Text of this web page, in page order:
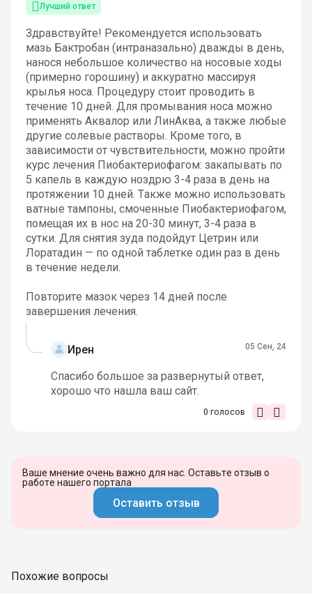
Лучший ответ
Здравствуйте! Рекомендуется использовать
мазь Бактробан (интраназально) дважды в день,
нанося небольшое количество на носовые ходы
(примерно горошину) и аккуратно массируя
крылья носа. Процедуру стоит проводить в
течение 10 дней. Для промывания носа можно
применять Аквалор или ЛинАква, а также любые
другие солевые растворы. Кроме того, в
зависимости от чувствительности, можно пройти
курс лечения Пиобактериофагом: закапывать по
5 капель в каждую ноздрю 3-4 раза в день на
протяжении 10 дней. Также можно использовать
ватные тампоны, смоченные Пиобактериофагом,
помещая их в нос на 20-30 минут, 3-4 раза в
сутки. Для снятия зуда подойдут Цетрин или
Лоратадин — по одной таблетке один раз в день
в течение недели.
Повторите мазок через 14 дней после
завершения лечения.
Ирен 05 Сен, 24
Спасибо большое за развернутый ответ,
хорошо что нашла ваш сайт.
0 голосов
Ваше мнение очень важно для нас. Оставьте отзыв о
работе нашего портала
Оставить отзыв
Похожие вопросы